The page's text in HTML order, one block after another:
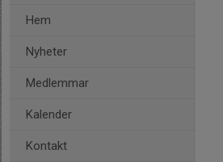
Hem
Nyheter
Medlemmar
Kalender
Kontakt